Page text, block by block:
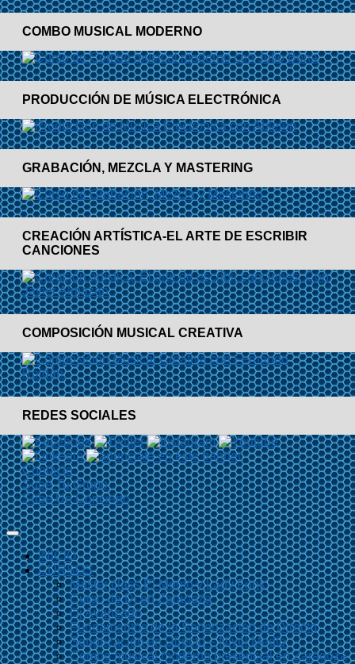
COMBO MUSICAL MODERNO
PRODUCCIÓN DE MÚSICA ELECTRÓNICA
GRABACIÓN, MEZCLA Y MASTERING
CREACIÓN ARTÍSTICA-EL ARTE DE ESCRIBIR
CANCIONES
COMPOSICIÓN MUSICAL CREATIVA
REDES SOCIALES
Contacto
Sube Tu Grupo
Sube Un Concierto
INICIO
CURSOS
Master class El Momo y Lady Funk
Curso de Dj en Zaragoza
Dj Avanzado
Fundamentos de la Sonorización de Directo
Sonorización en Directo – Nivel Medio
Combo musical moderno presencial en Zaragoza